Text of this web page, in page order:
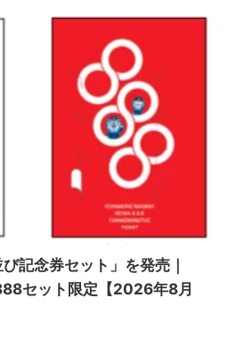
記念券セット」を発売｜
セット限定【2026年8月